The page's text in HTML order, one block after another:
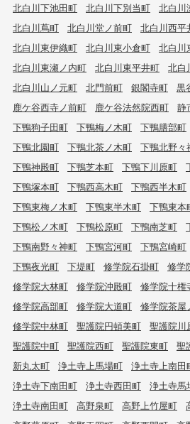
北白川下池田町
北白川下別当町 北白川
北白川蔦町
北白川堂ノ前町 北白川西平
北白川東伊織町
北白川東小倉町
北白川
北白川東瀬ノ内町
北白川東平井町 北白
北白川山ノ元町
北門前町 銀閣寺町 黒
鹿ケ谷西寺ノ前町
鹿ケ谷法然院西町 静
下鴨狗子田町
下鴨梅ノ木町 下鴨膳部町
下鴨北園町
下鴨北茶ノ木町 下鴨北野々
下鴨神殿町
下鴨芝本町 下鴨下川原町
下鴨塚本町
下鴨西高木町 下鴨西半木町
下鴨東梅ノ木町
下鴨東半木町 下鴨東本
下鴨松ノ木町
下鴨松原町 下鴨南芝町
下鴨南野々神町
下鴨宮河町 下鴨宮崎町
下鴨夜光町
下堤町 修学院石掛町 修学
修学院大林町
修学院沖殿町 修学院十権
修学院高部町
修学院大道町 修学院茶屋
修学院中林町
聖護院円頓美町 聖護院川
聖護院中町
聖護院西町 聖護院東町 聖
新丸太町
浄土寺上馬場町 浄土寺上南田
浄土寺下南田町
浄土寺西田町 浄土寺馬
浄土寺南田町
高野泉町 高野上竹屋町